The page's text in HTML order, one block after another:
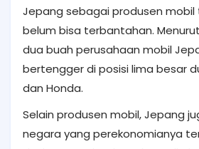
Jepang sebagai produsen mobil
belum bisa terbantahan.
dua buah perusahaan mobil
bertengger di posisi lima besar
dan Honda.
Selain produsen mobil, Jepang
negara yang perekonomianya